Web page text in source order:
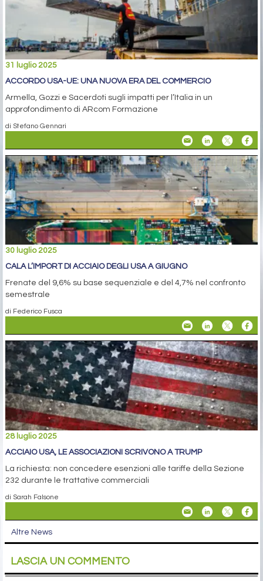
31 luglio 2025
ACCORDO USA-UE: UNA NUOVA ERA DEL COMMERCIO
Armella, Gozzi e Sacerdoti sugli impatti per l’Italia in un
approfondimento di ARcom Formazione
di Stefano Gennari
30 luglio 2025
CALA L’IMPORT DI ACCIAIO DEGLI USA A GIUGNO
Frenate del 9,6% su base sequenziale e del 4,7% nel confronto
semestrale
di Federico Fusca
28 luglio 2025
ACCIAIO USA, LE ASSOCIAZIONI SCRIVONO A TRUMP
La richiesta: non concedere esenzioni alle tariffe della Sezione
232 durante le trattative commerciali
di Sarah Falsone
Altre News
LASCIA UN COMMENTO